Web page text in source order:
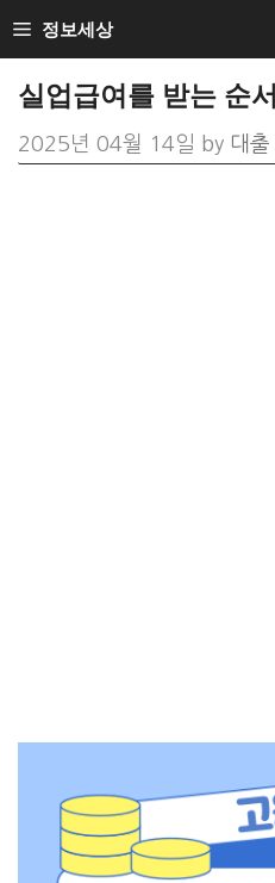
Skip
to
content
정보세상
실업급여를 받는 순
2025년 04월 14일 by 대출